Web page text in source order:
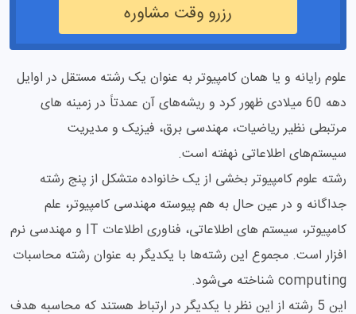
رزرو وقت مشاوره
علوم رایانه و یا همان کامپیوتر به عنوان یک رشته مستقل در اوایل
دهه 60 میلادی ظهور کرد و ریشه‌های آن عمدتاً در زمینه های
مرتبطی نظیر ریاضیات، مهندسی برق، فیزیک و مدیریت
سیستم‌های اطلاعاتی نهفته است.
رشته علوم کامپیوتر بخشی از یک خانواده متشکل از پنج رشته
جداگانه و در عین حال به هم پیوسته مهندسی کامپیوتر، علم
کامپیوتر، سیستم های اطلاعاتی، فناوری اطلاعات IT و مهندسی نرم
افزار است. مجموع این رشته‌ها با یکدیگر به عنوان رشته محاسبات
computing شناخته می‌شود.
این 5 رشته از این نظر با یکدیگر در ارتباط هستند که محاسبه هدف